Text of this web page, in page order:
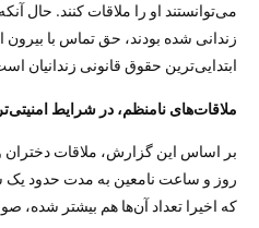
می‌توانستند او را ملاقات کنند. حال
زندانی شده بودند، حق تماس با بیرون
ابتدایی‌ترین حقوق قانونی زندانیان
ملاقات‌های نامنظم، در شرایط
بر اساس این گزارش، ملاقات دختران و
روز و ساعت نامعین به مدت حدود یک
که اخیرا تعداد آن‌ها هم بیشتر شده،